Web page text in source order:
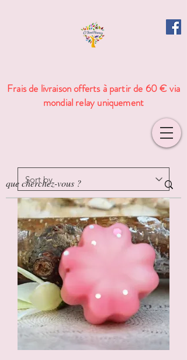
Frais de livraison offerts à partir de 60 € via
mondial relay uniquement